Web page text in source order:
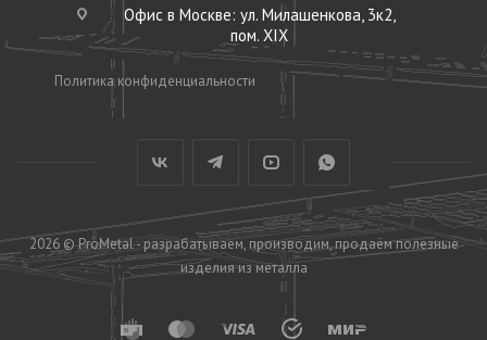
Офис в Москве: ул. Милашенкова, 3к2,
пом. XIX
Политика конфиденциальности
2026 © ProMetal - разрабатываем, производим, продаём полезные
изделия из металла